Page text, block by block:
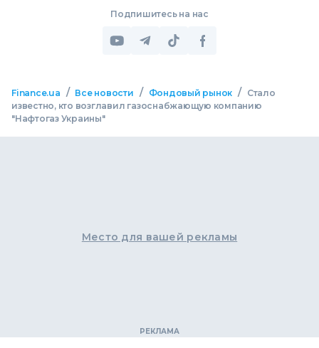
Подпишитесь на нас
Finance.ua / Все новости / Фондовый рынок /
Стало
известно, кто возглавил газоснабжающую компанию
"Нафтогаз Украины"
Место для вашей рекламы